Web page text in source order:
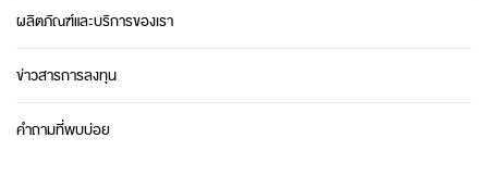
ผลิตภัณฑ์และบริการของเรา
ข่าวสารการลงทุน
คำถามที่พบบ่อย